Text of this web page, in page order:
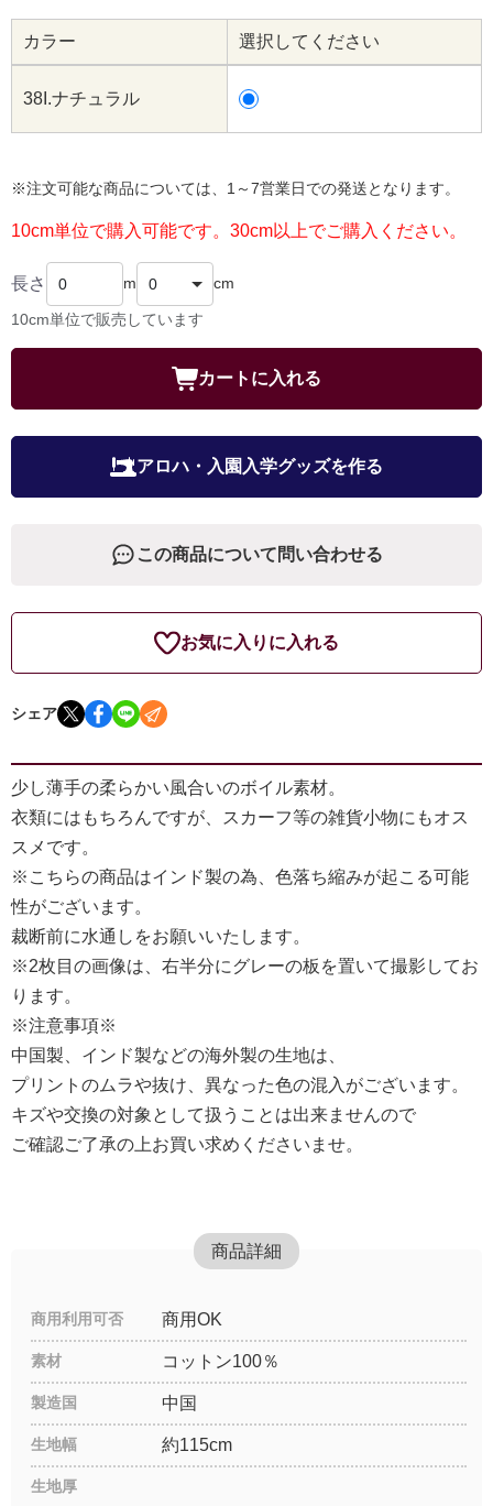
カラー 選択してください
38I.ナチュラル
※注文可能な商品については、1～7営業日での発送となります。
10cm単位で購入可能です。30cm以上でご購入ください。
長さ m cm
10cm単位で販売しています
カートに入れる
アロハ・入園入学グッズを作る
この商品について問い合わせる
お気に入りに入れる
シェア
少し薄手の柔らかい風合いのボイル素材。
衣類にはもちろんですが、スカーフ等の雑貨小物にもオス
スメです。
※こちらの商品はインド製の為、色落ち縮みが起こる可能
性がございます。
裁断前に水通しをお願いいたします。
※2枚目の画像は、右半分にグレーの板を置いて撮影してお
ります。
※注意事項※
中国製、インド製などの海外製の生地は、
プリントのムラや抜け、異なった色の混入がございます。
キズや交換の対象として扱うことは出来ませんので
ご確認ご了承の上お買い求めくださいませ。
商品詳細
商用利用可否 商用OK
素材 コットン100％
製造国 中国
生地幅 約115cm
生地厚